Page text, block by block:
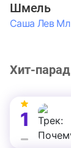
Шмель
Саша Лев Мл
Хит-парад
1